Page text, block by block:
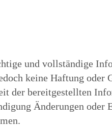
und vollständige
keine Haftung oder
der bereitgestellten
Änderungen oder